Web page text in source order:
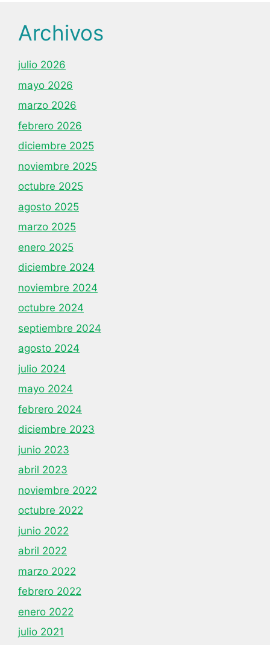
Archivos
julio 2026
mayo 2026
marzo 2026
febrero 2026
diciembre 2025
noviembre 2025
octubre 2025
agosto 2025
marzo 2025
enero 2025
diciembre 2024
noviembre 2024
octubre 2024
septiembre 2024
agosto 2024
julio 2024
mayo 2024
febrero 2024
diciembre 2023
junio 2023
abril 2023
noviembre 2022
octubre 2022
junio 2022
abril 2022
marzo 2022
febrero 2022
enero 2022
julio 2021